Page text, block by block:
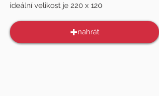
ideální velikost je 220 x 120
nahrát